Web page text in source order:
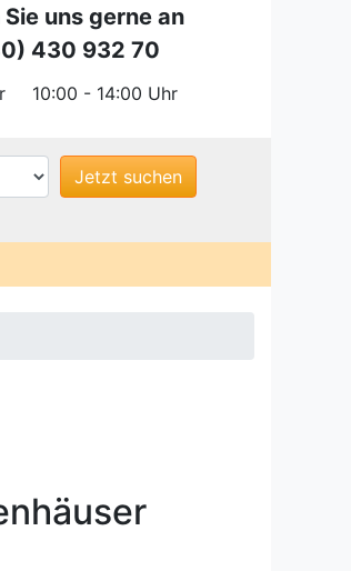
Sie uns gerne an
430 932 70
10:00 - 14:00 Uhr